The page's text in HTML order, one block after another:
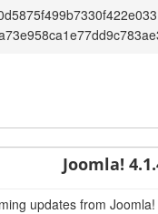
Joomla!
updates from